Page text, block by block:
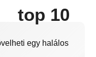
top 10
egy halálos